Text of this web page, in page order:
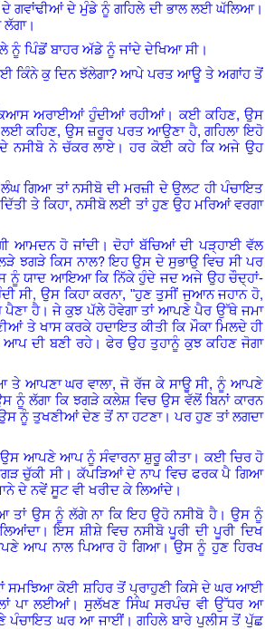
ਗਵਾਂਢੀਆਂ ਦੇ ਮੁੰਡੇ ਨੂੰ ਗਹਿਲੇ ਦੀ ਭਾਲ ਲਈ ਘੱਲਿਆ।
ਨੂੰ ਪਿੰਡੋਂ ਬਾਹਰ ਅੱਡੇ ਨੂੰ ਜਾਂਦੇ ਦੇਖਿਆ ਸੀ।
ਕਿੰਨੇ ਕੁ ਦਿਨ ਝੱਲੇਗਾ? ਆਪੇ ਪਰਤ ਆਊ ਤੇ ਅਗਾਂਹ ਤੋਂ
ਅਰਾਈਆਂ ਹੁੰਦੀਆਂ ਰਹੀਆਂ। ਕਈ ਕਹਿਣ, ਉਸ
ਕਹਿਣ, ਉਸ ਜ਼ਰੂਰ ਪਰਤ ਆਉਣਾ ਹੈ, ਗਹਿਲਾ ਇਹੋ
ਨਸੀਬੋ ਨੇ ਚੱਕਰ ਲਾਏ। ਹਰ ਕੋਈ ਕਹੇ ਕਿ ਅਜੇ ਉਹ
ਲੰਘ ਗਿਆ ਤਾਂ ਨਸੀਬੋ ਦੀ ਮਰਜ਼ੀ ਦੇ ਉਲਟ ਹੀ ਪੰਚਾਇਤ
ਤੇ ਕਿਹਾ, ਨਸੀਬੋ ਲਈ ਤਾਂ ਹੁਣ ਉਹ ਮਰਿਆਂ ਵਰਗਾ
ਆਮਦਨ ਹੋ ਜਾਂਦੀ। ਦੋਹਾਂ ਬੱਚਿਆਂ ਦੀ ਪੜ੍ਹਾਈ ਵੱਲ
ਝਗੜੇ ਕਿਸ ਨਾਲ?ਇਹ ਉਸ ਦੇ ਸੁਭਾਉ ਵਿਚ ਸੀ ਪਰ
ਨੂੰ ਯਾਦ ਆਇਆ ਕਿ ਨਿੱਕੇ ਹੁੰਦੇ ਜਦ ਅਜੇ ਉਹ ਚੌਦ੍ਹਾਂ-
ਸੀ,ਉਸ ਕਿਹਾ ਕਰਨਾ, "ਹੁਣ ਤੁਸੀਂ ਜੁਆਨ ਜਹਾਨ ਹੋ,
ਪੈਣਾ ਹੈ। ਜੇ ਕੁਝ ਪੱਲੇ ਹੋਵੇਗਾ ਤਾਂ ਆਪਣੇ ਪੈਰ ਉੱਥੇ ਜਮਾ
ਤੇਖਾਸਕਰਕੇਹਦਾਇਤ ਕੀਤੀਕਿਮੌਕਾ ਮਿਲਦੇ ਹੀ
ਆਪ ਦੀ ਬਣੀ ਰਹੇ।ਫੇਰ ਉਹ ਤੁਹਾਨੂੰ ਕੁਝ ਕਹਿਣ ਜੋਗਾ
ਤੇ ਆਪਣਾ ਘਰ ਵਾਲਾ, ਜੋ ਰੱਜ ਕੇ ਸਾਊ ਸੀ, ਨੂੰ ਆਪਣੇ
ਨੂੰ ਲੱਗਾ ਕਿ ਝਗੜੇ ਕਲੇਸ਼ ਵਿਚ ਉਸ ਵੱਲੋਂ ਬਿਨਾਂ ਕਾਰਨ
ਨੂੰ ਤੁਖਣੀਆਂ ਦੇਣ ਤੋਂ ਨਾ ਹਟਣਾ। ਪਰ ਹੁਣ ਤਾਂ ਲਗਦਾ
ਉਸ ਆਪਣੇ ਆਪ ਨੂੰ ਸੰਵਾਰਨਾ ਸ਼ੁਰੂ ਕੀਤਾ। ਕਈ ਚਿਰ ਹੋ
ਚੁੱਕੀ ਸੀ। ਕੱਪੜਿਆਂ ਦੇ ਨਾਪ ਵਿਚ ਫਰਕ ਪੈ ਗਿਆ
ਦੇ ਨਵੇਂ ਸੂਟ ਵੀ ਖਰੀਦ ਕੇ ਲਿਆਂਦੇ।
ਉਸ ਨੂੰ ਲੱਗੇ ਨਾ ਕਿ ਇਹ ਉਹੋ ਨਸੀਬੋ ਹੈ। ਉਸ ਨੂੰ
ਇਸ ਸ਼ੀਸ਼ੇ ਵਿਚ ਨਸੀਬੋ ਪੂਰੀ ਦੀ ਪੂਰੀ ਦਿਖ
ਆਪ ਨਾਲ ਪਿਆਰ ਹੋ ਗਿਆ। ਉਸ ਨੂੰ ਹੁਣ ਹਿਰਖ
ਸਮਝਿਆ ਕੋਈ ਸ਼ਹਿਰ ਤੋਂ ਪ੍ਰਾਹੁਣੀ ਕਿਸੇ ਦੇ ਘਰ ਆਈ
ਪਾ ਲਈਆਂ। ਸੁਲੱਖਣ ਸਿੰਘ ਸਰਪੰਚ ਵੀ ਉੱਧਰ ਆ
ਪੰਚਾਇਤ ਘਰ ਆ ਜਾਈਂ। ਗਹਿਲੇ ਬਾਰੇ ਪੁਲੀਸ ਤੋਂ ਪੁੱਛ